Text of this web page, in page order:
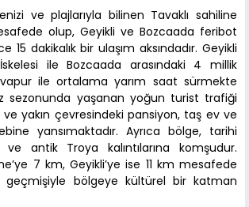
ve plajlarıyla bilinen Tavaklı sahiline
olup, Geyikli ve Bozcaada feribot
15 dakikalık bir ulaşım aksındadır. Geyikli
ile Bozcaada arasındaki 4 millik
ile ortalama yarım saat sürmekte
sezonunda yaşanan yoğun turist trafiği
yakın çevresindeki pansiyon, taş ev ve
yansımaktadır. Ayrıca bölge, tarihi
ve antik Troya kalıntılarına komşudur.
7 km, Geyikli’ye ise 11 km mesafede
bölgeye kültürel bir katman